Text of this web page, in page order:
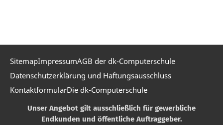
SitemapImpressumAGB der dk-Computerschule
Datenschutzerklärung und Haftungsausschluss
KontaktformularDie dk-Computerschule
Unser Angebot gilt ausschließlich für gewerbliche
Endkunden und öffentliche Auftraggeber.